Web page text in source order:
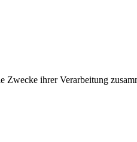
ihrer Verarbeitung